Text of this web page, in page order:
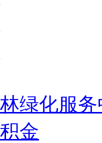
绿化服
金